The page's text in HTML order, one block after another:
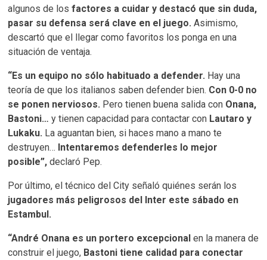
algunos de losfactores a cuidar y destacó que sin duda,
pasar su defensa será clave en el juego. Asimismo,
descartó que el llegar como favoritos los ponga en una
situación de ventaja.
“Es un equipo no sólo habituado a defender. Hay una
teoría de que los italianos saben defender bien. Con 0-0 no
se ponen nerviosos. Pero tienen buena salida con Onana,
Bastoni…y tienen capacidad para contactar con Lautaro y
Lukaku. La aguantan bien, si haces mano a mano te
destruyen… Intentaremos defenderles lo mejor
posible”, declaró Pep.
Por último, el técnico del City señaló quiénes serán los
jugadores más peligrosos del Inter este sábado en
Estambul.
“André Onana es un portero excepcional en la manera de
construir el juego, Bastoni tiene calidad para conectar